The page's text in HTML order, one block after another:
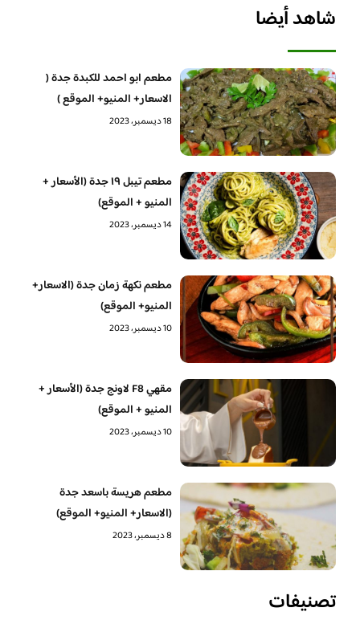
شاهد أيضا
مطعم ابو احمد للكبدة جدة (
الاسعار+ المنيو+ الموقع )
18 ديسمبر، 2023
مطعم تيبل ١٩ جدة (الأسعار +
المنيو + الموقع)
14 ديسمبر، 2023
مطعم نكهة زمان جدة (الاسعار+
المنيو+ الموقع)
10 ديسمبر، 2023
مقهي F8 لاونج جدة (الأسعار +
المنيو + الموقع)
10 ديسمبر، 2023
مطعم هريسة باسعد جدة
(الاسعار+ المنيو+ الموقع)
8 ديسمبر، 2023
تصنيفات